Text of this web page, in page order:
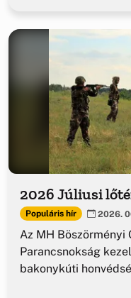
2026 Júliusi
Populáris hír 2026.
Az MH
Parancsnokság
bakonykúti